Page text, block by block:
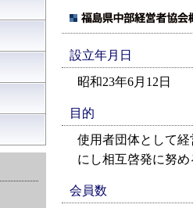
設立年月日
昭和23年6月12日
目的
使用者団体として
にし相互啓発に努
会員数